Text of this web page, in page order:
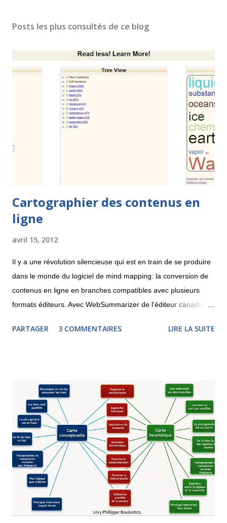
Posts les plus consultés de ce blog
Cartographier des contenus en
ligne
avril 15, 2012
Il y a une révolution silencieuse qui est en train de se produire
dans le monde du logiciel de mind mapping: la conversion de
contenus en ligne en branches compatibles avec plusieurs
formats éditeurs. Avec WebSummarizer de l'éditeur canadien
Wikipedia ou d'indiquer l'adresse d'une page Web afin de
concepts les plus importants et y rattache des parties du
contenu. Il est nécessaire, une fois la carte téléchargée, de
simplifier les branches car elles comportent beaucoup de texte.
Quoi qu'il en soit, ceci n'est qu'un début et le mind mapping se
rapproche à grand pas de la recherche documentaire, sur le
Web et pourquoi pas dans une base de donnée. Voici ci-
dessous une recherche et la carte insérable dans un site qui
en rés...
PARTAGER 3 COMMENTAIRES LIRE LA SUITE